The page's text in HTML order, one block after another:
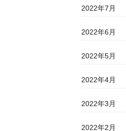
2022年7月
2022年6月
2022年5月
2022年4月
2022年3月
2022年2月